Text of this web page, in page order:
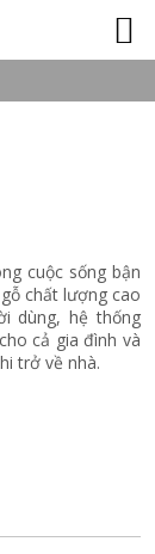
cuộc sống bận
chất lượng cao
dùng, hệ thống
cả gia đình và
trở về nhà.